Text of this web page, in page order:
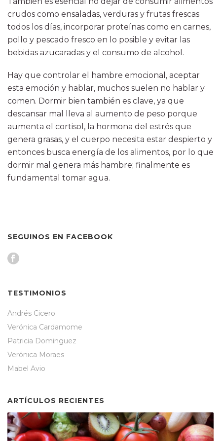
crudos como ensaladas, verduras y frutas frescas
todos los días, incorporar proteínas como en carnes,
pollo y pescado fresco en lo posible y evitar las
bebidas azucaradas y el consumo de alcohol.
Hay que controlar el hambre emocional, aceptar
esta emoción y hablar, muchos suelen no hablar y
comen. Dormir bien también es clave, ya que
descansar mal lleva al aumento de peso porque
aumenta el cortisol, la hormona del estrés que
genera grasas, y el cuerpo necesita estar despierto y
entonces busca energía de los alimentos, por lo que
dormir mal genera más hambre; finalmente es
fundamental tomar agua.
SEGUINOS EN FACEBOOK
TESTIMONIOS
Andrés Cicero
Verónica Cardamome
Patricia Dominguez
Verónica Moraes
Mabel Avio
ARTÍCULOS RECIENTES